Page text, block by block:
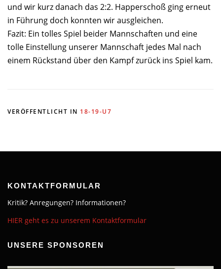
und wir kurz danach das 2:2. Happerschoß ging erneut
in Führung doch konnten wir ausgleichen.
Fazit: Ein tolles Spiel beider Mannschaften und eine
tolle Einstellung unserer Mannschaft jedes Mal nach
einem Rückstand über den Kampf zurück ins Spiel kam.
VERÖFFENTLICHT IN 18-19-U7
KONTAKTFORMULAR
Kritik? Anregungen? Informationen?
HIER geht es zu unserem Kontaktformular
UNSERE SPONSOREN